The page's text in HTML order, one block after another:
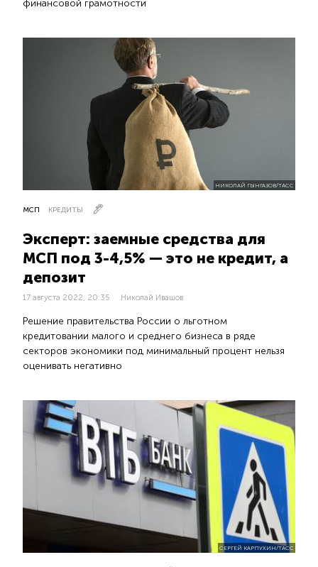
финансовой грамотности
МСП КРЕДИТЫ
Эксперт: заемные средства для
МСП под 3-4,5% — это не кредит, а
депозит
17 августа 2022, 20:35 Николай Ивашов
Решение правительства России о льготном
кредитовании малого и среднего бизнеса в ряде
секторов экономики под минимальный процент нельзя
оценивать негативно
НИКОЛАЙ ГЫНГАЗОВ/ТАСС
СЕРГЕЙ КАРПУХИН/ТАСС